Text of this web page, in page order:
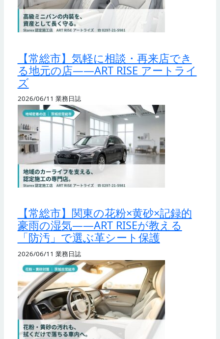
【常総市】気軽に相談・再来店でき
る地元の店——ART RISE アートライ
ズ
2026/06/11 業務日誌
【常総市】関東の花粉×黄砂×記録的
豪雨の湿気——ART RISEが教える
「防汚」で選ぶ革シート保護
2026/06/11 業務日誌